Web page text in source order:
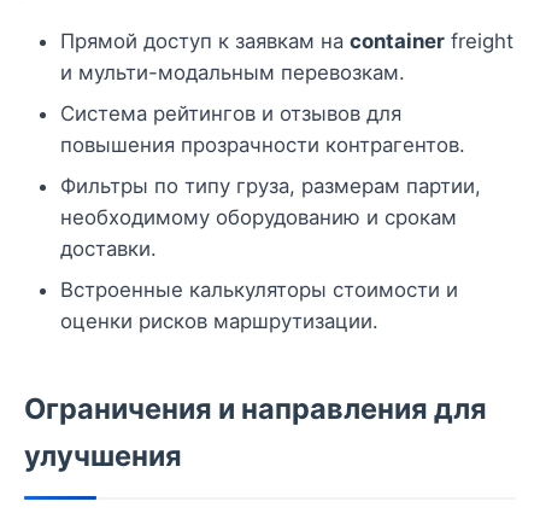
Прямой доступ к заявкам на container freight
и мульти-модальным перевозкам.
Система рейтингов и отзывов для
повышения прозрачности контрагентов.
Фильтры по типу груза, размерам партии,
необходимому оборудованию и срокам
доставки.
Встроенные калькуляторы стоимости и
оценки рисков маршрутизации.
Ограничения и направления для
улучшения